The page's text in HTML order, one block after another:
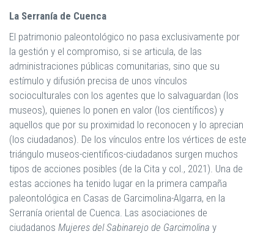
La Serranía de Cuenca
El patrimonio paleontológico no pasa exclusivamente por
la gestión y el compromiso, si se articula, de las
administraciones públicas comunitarias, sino que su
estímulo y difusión precisa de unos vínculos
socioculturales con los agentes que lo salvaguardan (los
museos), quienes lo ponen en valor (los científicos) y
aquellos que por su proximidad lo reconocen y lo aprecian
(los ciudadanos). De los vínculos entre los vértices de este
triángulo museos-científicos-ciudadanos surgen muchos
tipos de acciones posibles (de la Cita y col., 2021). Una de
estas acciones ha tenido lugar en la primera campaña
paleontológica en Casas de Garcimolina-Algarra, en la
Serranía oriental de Cuenca. Las asociaciones de
ciudadanos Mujeres del Sabinarejo de Garcimolina y